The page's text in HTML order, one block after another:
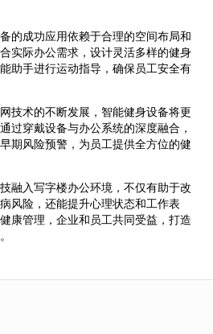
的成功应用依赖于合理的空间布局和
实际办公需求，设计灵活多样的健身
助手进行运动指导，确保员工安全有
技术的不断发展，智能健身设备将更
过穿戴设备与办公系统的深度融合，
期风险预警，为员工提供全方位的健
融入写字楼办公环境，不仅有助于改
风险，还能提升心理状态和工作表
康管理，企业和员工共同受益，打造